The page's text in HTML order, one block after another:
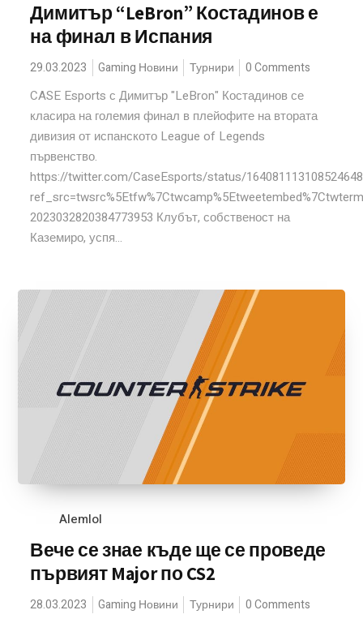
Димитър “LeBron” Костадинов е
на финал в Испания
29.03.2023 Gaming Новини Турнири 0 Comments
CASE Esports с Димитър "LeBron" Костадинов се
класира на големия финал в плейофите на втората
дивизия от испанското League of Legends
първенство.
https://twitter.com/CaseEsports/status/
2023032820384773953 Клубът, собственост на
Каземиро, успя...
Alemlol
Вече се знае къде ще се проведе
първият Major по CS2
28.03.2023 Gaming Новини Турнири 0 Comments